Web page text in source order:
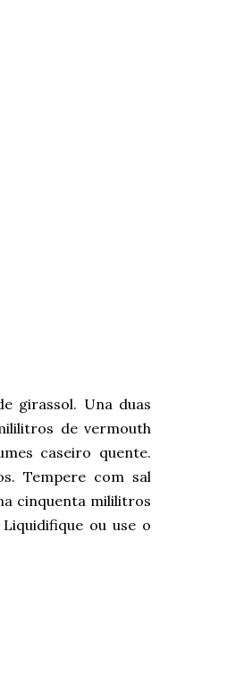
girassol. Una duas
de vermouth
caseiro quente.
Tempere com sal
cinquenta mililitros
ou use o